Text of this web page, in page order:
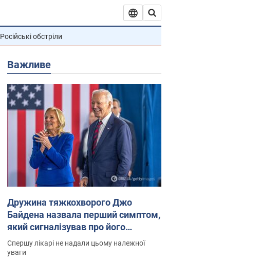
Російські обстріли
Важливе
Дружина тяжкохворого Джо
Байдена назвала перший симптом,
який сигналізував про його
"агресивний" рак
Спершу лікарі не надали цьому належної
уваги